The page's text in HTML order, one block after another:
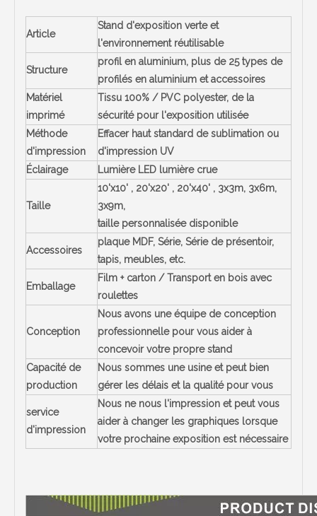
Article
Stand d'exposition verte et
l'environnement réutilisable
Structure
profil en aluminium, plus de 25 types de
profilés en aluminium et accessoires
Matériel
imprimé
Tissu 100% / PVC polyester, de la
sécurité pour l'exposition utilisée
Méthode
d'impression
Effacer haut standard de sublimation ou
d'impression UV
Éclairage
Lumière LED lumière crue
Taille
10'x10' , 20'x20' , 20'x40' , 3x3m, 3x6m,
3x9m,
taille personnalisée disponible
Accessoires
plaque MDF, Série, Série de présentoir,
tapis, meubles, etc.
Emballage
Film + carton / Transport en bois avec
roulettes
Conception
Nous avons une équipe de conception
professionnelle pour vous aider à
concevoir votre propre stand
Capacité de
production
Nous sommes une usine et peut bien
gérer les délais et la qualité pour vous
service
d'impression
Nous ne nous l'impression et peut vous
aider à changer les graphiques lorsque
votre prochaine exposition est nécessaire